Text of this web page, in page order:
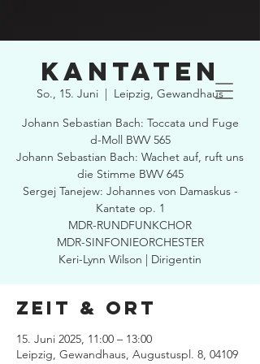
Kantaten
So., 15. Juni
  |
Leipzig, Gewandhaus
Johann Sebastian Bach: Toccata und Fuge
d-Moll BWV 565
Johann Sebastian Bach: Wachet auf, ruft uns
die Stimme BWV 645
Sergej Tanejew: Johannes von Damaskus -
Kantate op. 1
MDR-RUNDFUNKCHOR
MDR-SINFONIEORCHESTER
Keri-Lynn Wilson | Dirigentin
Zeit & Ort
15. Juni 2025, 11:00 – 13:00
Leipzig, Gewandhaus, Augustuspl. 8, 04109